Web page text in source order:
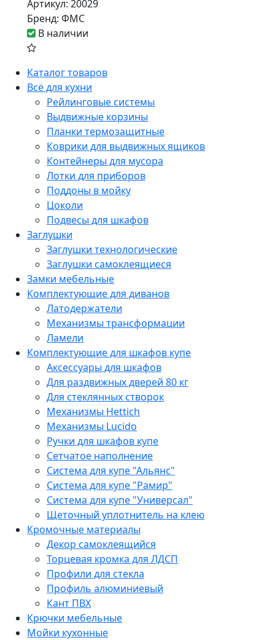
Каталог товаров
Всё для кухни
Рейлинговые системы
Выдвижные корзины
Планки термозащитные
Коврики для выдвижных ящиков
Контейнеры для мусора
Лотки для приборов
Поддоны в мойку
Цоколи
Подвесы для шкафов
Заглушки
Заглушки технологические
Заглушки самоклеящиеся
Замки мебельные
Комплектующие для диванов
Латодержатели
Механизмы трансформации
Ламели
Комплектующие для шкафов купе
Аксессуары для шкафов
Для раздвижных дверей 80 кг
Для стеклянных створок
Механизмы Hettich
Механизмы Lucido
Ручки для шкафов купе
Сетчатое наполнение
Система для купе "Альянс"
Система для купе "Рамир"
Система для купе "Универсал"
Щеточный уплотнитель на клею
Кромочные материалы
Декор самоклеящийся
Торцевая кромка для ЛДСП
Профили для стекла
Профиль алюминиевый
Кант ПВХ
Крючки мебельные
Мойки кухонные
Артикул: 20029
Бренд: ФМС
В наличии